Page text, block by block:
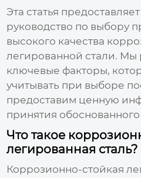
Эта статья
руководство по выбору
высокого качества
легированной стали. Мы
ключевые факторы,
учитывать при выборе
предоставим ценную
принятия
Что такое
легированная сталь?
Коррозионно-стойкая